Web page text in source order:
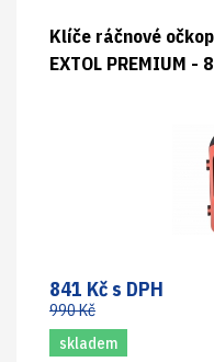
Klíče ráčnové
EXTOL PREMIUM -
841 Kč s DPH
990 Kč
skladem